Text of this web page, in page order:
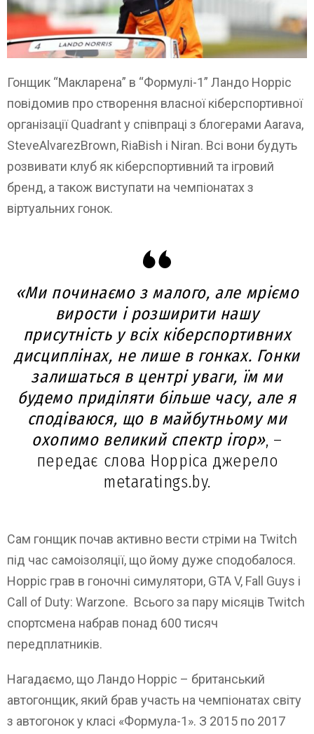
Гонщик “Макларена” в “Формулі-1” Ландо Норріс
повідомив про створення власної кіберспортивної
організації Quadrant у співпраці з блогерами Aarava,
SteveAlvarezBrown, RiaBish і Niran. Всі вони будуть
розвивати клуб як кіберспортивний та ігровий
бренд, а також виступати на чемпіонатах з
віртуальних гонок.
«Ми починаємо з малого, але мріємо
вирости і розширити нашу
присутність у всіх кіберспортивних
дисциплінах, не лише в гонках. Гонки
залишаться в центрі уваги, їм ми
будемо приділяти більше часу, але я
сподіваюся, що в майбутньому ми
охопимо великий спектр ігор», –
передає слова Норріса джерело
metaratings.by.
Сам гонщик почав активно вести стріми на Twitch
під час самоізоляції, що йому дуже сподобалося.
Норріс грав в гоночні симулятори, GTA V, Fall Guys і
Call of Duty: Warzone. Всього за пару місяців Twitch
спортсмена набрав понад 600 тисяч
передплатників.
Нагадаємо, що Ландо Норріс – британський
автогонщик, який брав участь на чемпіонатах світу
з автогонок у класі «Формула-1». З 2015 по 2017